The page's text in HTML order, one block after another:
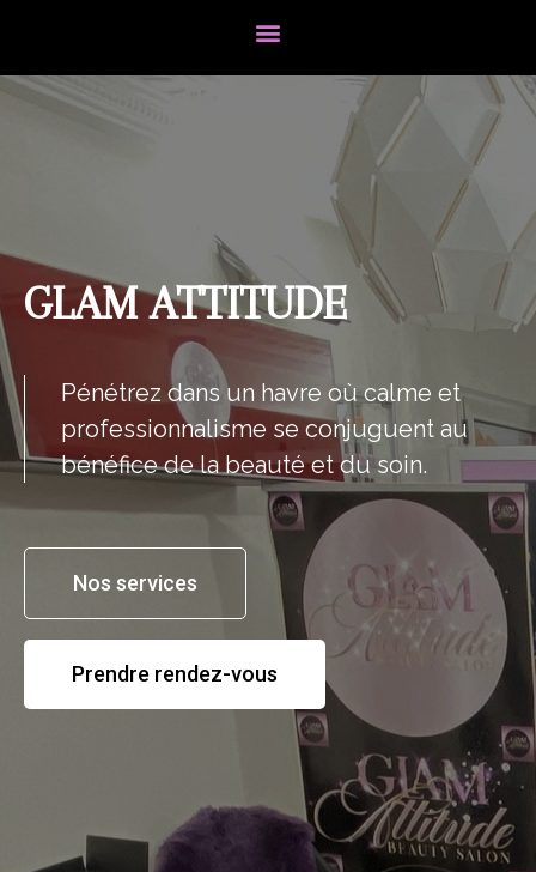
GLAM ATTITUDE
Pénétrez dans un havre où calme et
professionnalisme se conjuguent au
bénéfice de la beauté et du soin.
Nos services
Prendre rendez-vous